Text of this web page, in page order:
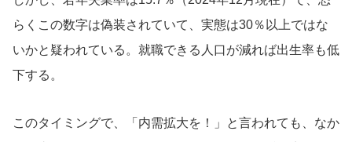
らくこの数字は偽装されていて、実態は30％以上ではな
いかと疑われている。就職できる人口が減れば出生率も低
下する。
このタイミングで、「内需拡大を！」と言われても、なか